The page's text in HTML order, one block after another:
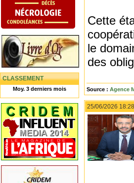
CLASSEMENT
Moy. 3 derniers mois
Cette
le
des
Source : Agence
25/06/2026